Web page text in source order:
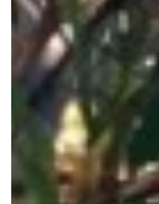
woud van de Vallée du Jabron, en
Sisteronais ( Montagne de Lure ) . Genesteld in een
grote vallei, biedt deze
wandelaars, fietsers en gasten die
familie en vrienden , voor
niveaus, culturele ontdekkingen of